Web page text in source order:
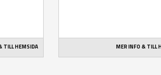
TILL HEMSIDA MER INFO & TILL